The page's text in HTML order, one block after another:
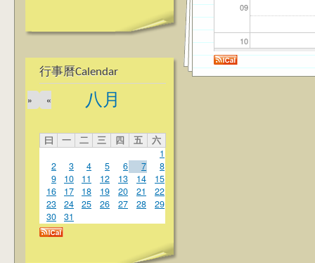
行事曆Calendar
八月
«
»
曰 一 二 三 四 五
六
1
2
3 4 5 6 7
8
9
10 11 12 13 14
15
16
17 18 19 20 21
22
23
24 25 26 27 28
29
30
31
09
10
11